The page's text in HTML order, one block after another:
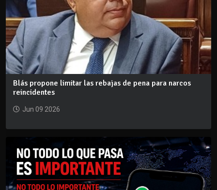
Blás propone limitar las rebajas de pena para narcos
reincidentes
Jun 09 2026